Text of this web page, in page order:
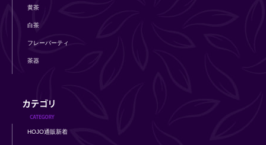
黄茶
白茶
フレーバーティ
茶器
HOJO通販新着